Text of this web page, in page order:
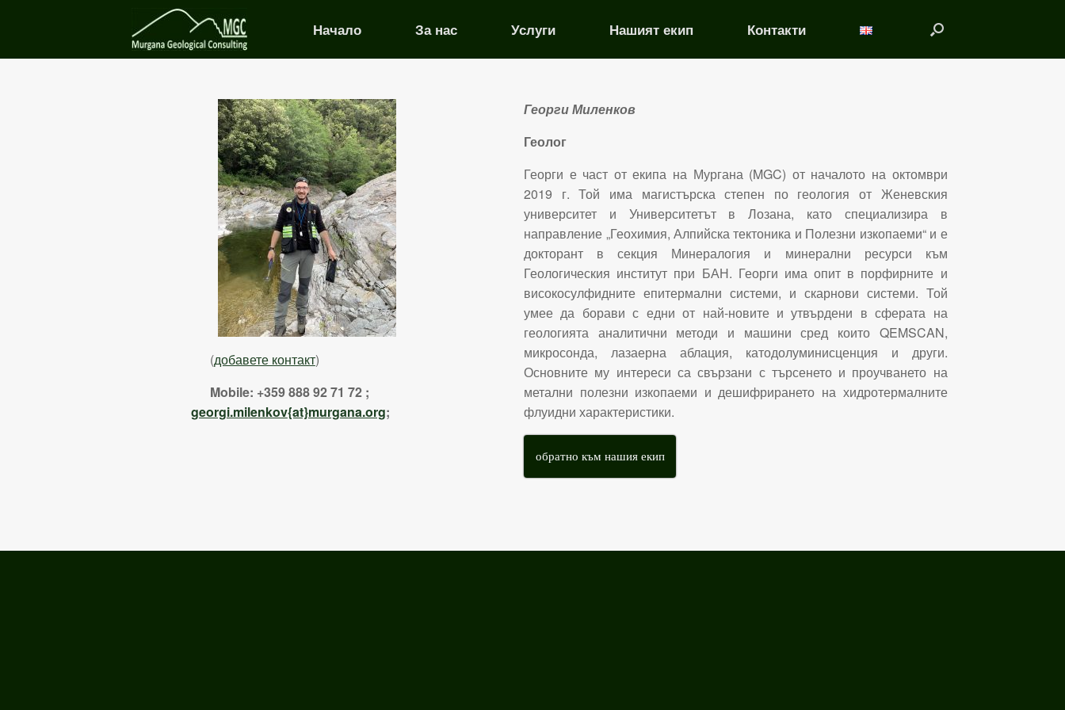
Начало За нас Услуги Нашият екип Контакти
(добавете контакт)
Mobile: +359 888 92 71 72 ;
georgi.milenkov{at}murgana.org;
Георги Миленков
Геолог
Георги е част от екипа на Мургана (MGC) от началото на октомври
2019 г. Той има магистърска степен по геология от Женевския
университет и Университетът в Лозана, като специализира в
направление „Геохимия, Алпийска тектоника и Полезни изкопаеми“ и е
докторант в секция Минералогия и минерални ресурси към
Геологическия институт при БАН. Георги има опит в порфирните и
високосулфидните епитермални системи, и скарнови системи. Той
умее да борави с едни от най-новите и утвърдени в сферата на
геологията аналитични методи и машини сред които QEMSCAN,
микросонда, лазаерна аблация, катодолуминисценция и други.
Основните му интереси са свързани с търсенето и проучването на
метални полезни изкопаеми и дешифрирането на хидротермалните
флуидни характеристики.
обратно към нашия екип